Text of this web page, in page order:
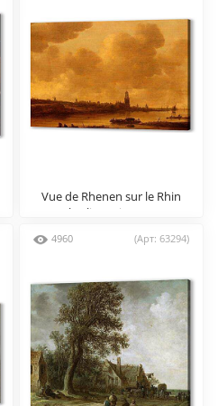
Vue de Rhenen sur le Rhin
avec l еglise Sainte-Cunera
4960 (Арт: 63294)